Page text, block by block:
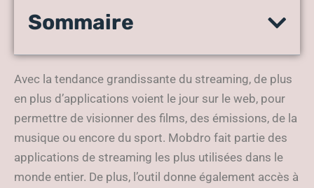
Mobdro : La meilleure
désormais hors-service
Sommaire
Avec la tendance grandissante du streaming, de plus
en plus d’applications voient le jour sur le web, pour
permettre de visionner des films, des émissions, de la
musique ou encore du sport. Mobdro fait partie des
applications de streaming les plus utilisées dans le
monde entier. De plus, l’outil donne également accès à